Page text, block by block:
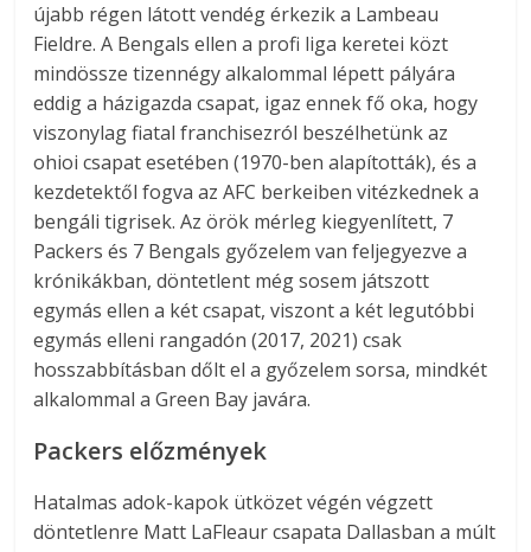
újabb régen látott vendég érkezik a Lambeau
Fieldre. A Bengals ellen a profi liga keretei közt
mindössze tizennégy alkalommal lépett pályára
eddig a házigazda csapat, igaz ennek fő oka, hogy
viszonylag fiatal franchisezról beszélhetünk az
ohioi csapat esetében (1970-ben alapították), és a
kezdetektől fogva az AFC berkeiben vitézkednek a
bengáli tigrisek. Az örök mérleg kiegyenlített, 7
Packers és 7 Bengals győzelem van feljegyezve a
krónikákban, döntetlent még sosem játszott
egymás ellen a két csapat, viszont a két legutóbbi
egymás elleni rangadón (2017, 2021) csak
hosszabbításban dőlt el a győzelem sorsa, mindkét
alkalommal a Green Bay javára.
Packers előzmények
Hatalmas adok-kapok ütközet végén végzett
döntetlenre Matt LaFleaur csapata Dallasban a múlt